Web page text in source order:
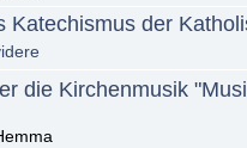
Katechismus der
die Kirchenmusik